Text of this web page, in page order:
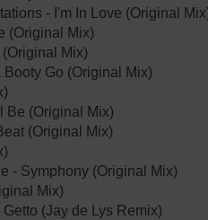
- I'm In Love (Original
(Original Mix)
Mix)
Go (Original Mix)
Be (Original Mix)
(Original Mix)
- Symphony (Original Mix)
Mix)
(Jay de Lys Remix)